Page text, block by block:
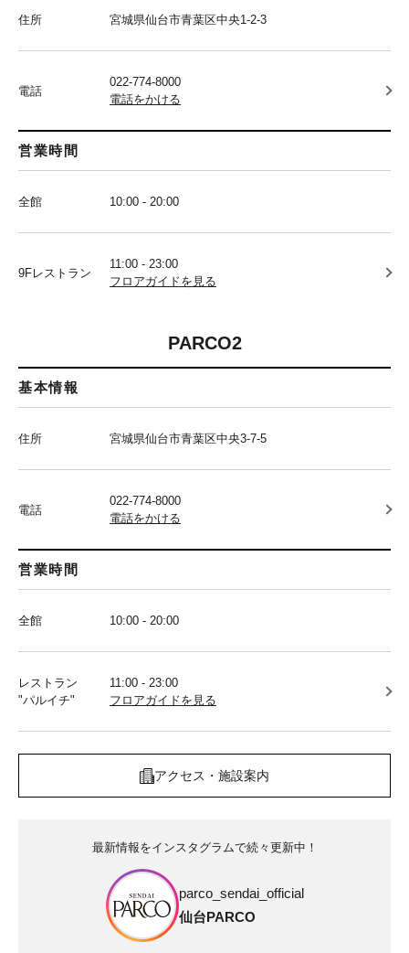
住所 宮城県仙台市青葉区中央1-2-3
電話
022-774-8000
電話をかける
営業時間
全館 10:00 - 20:00
9Fレストラン
11:00 - 23:00
フロアガイドを見る
PARCO2
基本情報
住所 宮城県仙台市青葉区中央3-7-5
電話
022-774-8000
電話をかける
営業時間
全館 10:00 - 20:00
レストラン
"パルイチ"
11:00 - 23:00
フロアガイドを見る
アクセス・施設案内
最新情報をインスタグラムで続々更新中！
parco_sendai_official
仙台PARCO